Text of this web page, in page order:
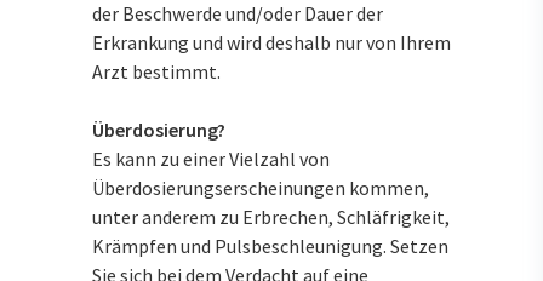
der Beschwerde und/oder Dauer der
Erkrankung und wird deshalb nur von Ihrem
Arzt bestimmt.
Überdosierung?
Es kann zu einer Vielzahl von
Überdosierungserscheinungen kommen,
unter anderem zu Erbrechen, Schläfrigkeit,
Krämpfen und Pulsbeschleunigung. Setzen
Sie sich bei dem Verdacht auf eine